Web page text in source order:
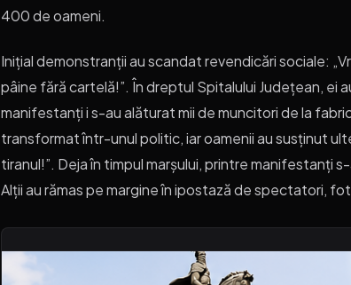
400 de oameni.
Inițial demonstranții au scandat revendicări sociale:
pâine fără cartelă!”. În dreptul Spitalului Județean, ei
manifestanți i s-au alăturat mii de muncitori de la
transformat într-unul politic, iar oamenii au susținut
tiranul!”. Deja în timpul marșului, printre manifestanți
Alții au rămas pe margine în ipostază de spectatori,